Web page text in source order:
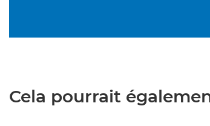
Cela pourrait